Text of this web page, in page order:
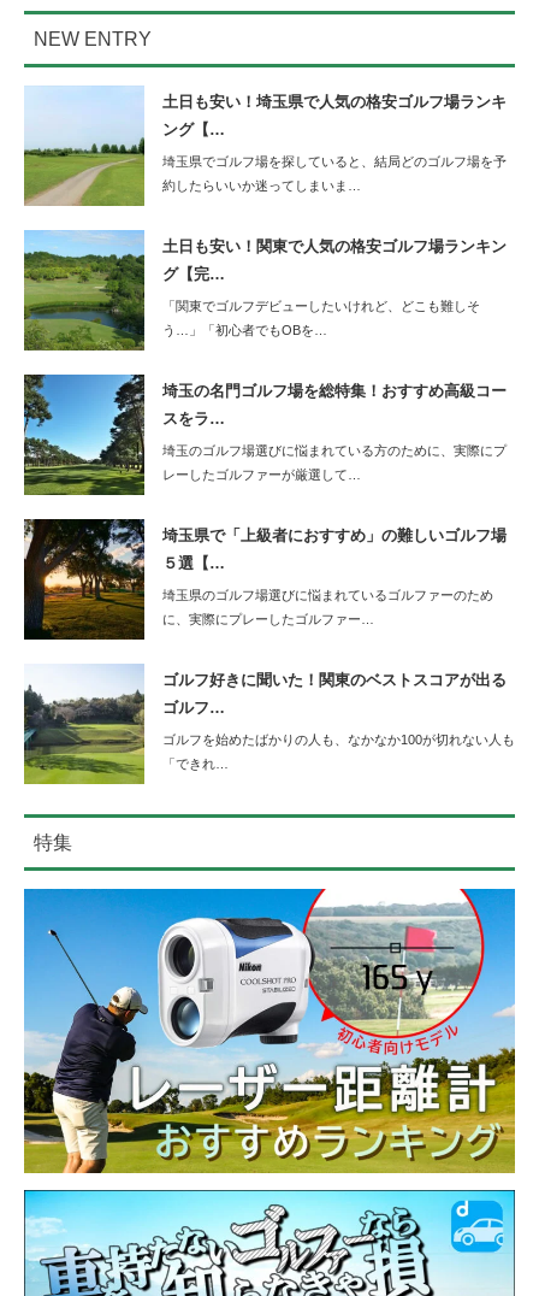
NEW ENTRY
土日も安い！埼玉県で人気の格安ゴルフ場ランキ
ング【…
埼玉県でゴルフ場を探していると、結局どのゴルフ場を予
約したらいいか迷ってしまいま…
土日も安い！関東で人気の格安ゴルフ場ランキン
グ【完…
「関東でゴルフデビューしたいけれど、どこも難しそ
う…」「初心者でもOBを…
埼玉の名門ゴルフ場を総特集！おすすめ高級コー
スをラ…
埼玉のゴルフ場選びに悩まれている方のために、実際にプ
レーしたゴルファーが厳選して…
埼玉県で「上級者におすすめ」の難しいゴルフ場
５選【…
埼玉県のゴルフ場選びに悩まれているゴルファーのため
に、実際にプレーしたゴルファー…
ゴルフ好きに聞いた！関東のベストスコアが出る
ゴルフ…
ゴルフを始めたばかりの人も、なかなか100が切れない人も
「できれ…
特集